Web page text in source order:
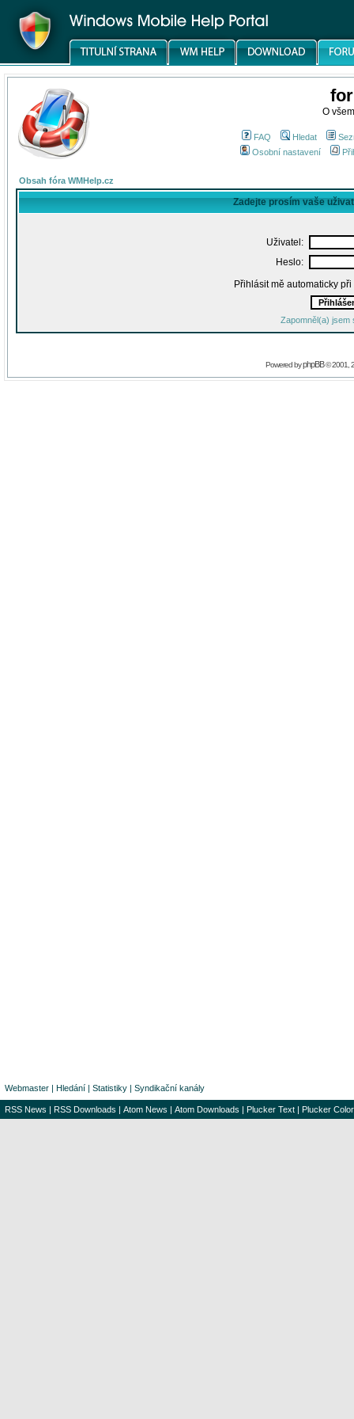
O
FAQ Hledat
Osobní nastavení
Obsah fóra WMHelp.cz
Zadejte prosím vaše
Uživatel:
Heslo:
Přihlásit mě automaticky
Zapomněl(a) jsem
Powered byphpBB© 2001,
Webmaster | Hledání | Statistiky | Syndikační kanály
RSS News | RSS Downloads | Atom News | Atom Downloads | Plucker Text | Plucker Color